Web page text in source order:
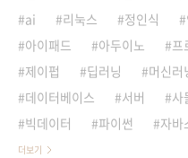
ai
리눅스 정인식
아이패드
아두이노 프
제이펍
딥러닝 머신러
데이터베이스
서버 사
빅데이터
파이썬 자바
더보기